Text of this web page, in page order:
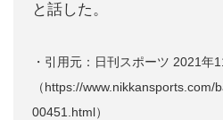
と話した。
・引用元：日刊スポーツ 2021年
（https://
00451.html）